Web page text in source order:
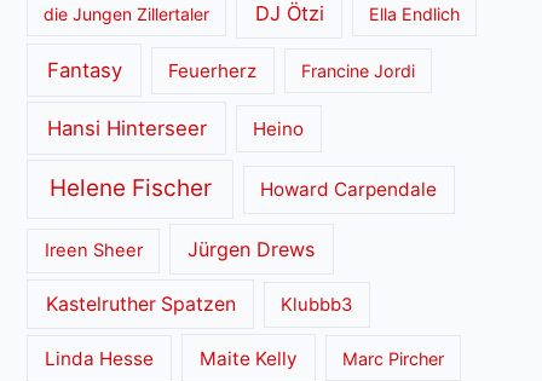
die Jungen Zillertaler DJ Ötzi Ella Endlich
Fantasy Feuerherz Francine Jordi
Hansi Hinterseer Heino
Helene Fischer Howard Carpendale
Ireen Sheer Jürgen Drews
Kastelruther Spatzen Klubbb3
Linda Hesse Maite Kelly Marc Pircher